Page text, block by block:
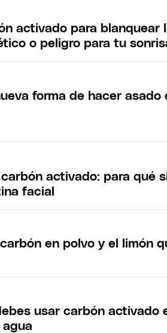
activado para blanquear
o peligro para tu
forma de hacer asado
activado: para qué
facial
en polvo y el limón
usar carbón activado